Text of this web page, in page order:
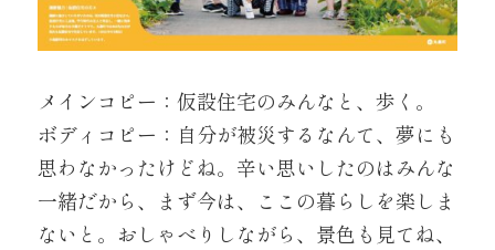
メインコピー：仮設住宅のみんなと、歩く。
ボディコピー：自分が被災するなんて、夢にも
思わなかったけどね。辛い思いしたのはみんな
一緒だから、まず今は、ここの暮らしを楽しま
ないと。おしゃべりしながら、景色も見てね、